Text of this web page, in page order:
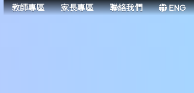
教師專區 家長專區 聯絡我們 ENG